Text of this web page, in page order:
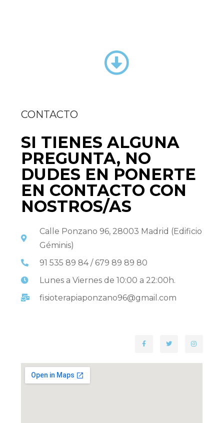
CONTACTO
SI TIENES ALGUNA
PREGUNTA, NO
DUDES EN PONERTE
EN CONTACTO CON
NOSTROS/AS
Calle Ponzano 96, 28003 Madrid (Edificio
Géminis)
91 535 89 84 / 679 89 89 80
Lunes a Viernes de 10:00 a 22:00h.
fisioterapiaponzano96@gmail.com